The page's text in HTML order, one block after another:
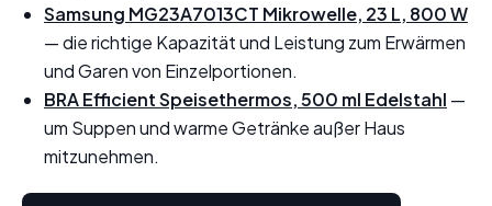
Samsung MG23A7013CT Mikrowelle, 23 L, 800 W
— die richtige Kapazität und Leistung zum Erwärmen
und Garen von Einzelportionen.
BRA Efficient Speisethermos, 500 ml Edelstahl —
um Suppen und warme Getränke außer Haus
mitzunehmen.